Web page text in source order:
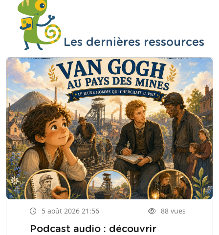
Les dernières ressources
5 août 2026 21:56 88 vues
Podcast audio : découvrir